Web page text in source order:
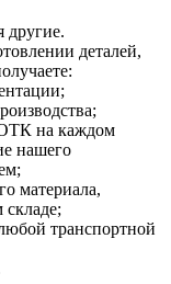
другие.
деталей,
ОТК на каждом
нашего
материала,
транспортной